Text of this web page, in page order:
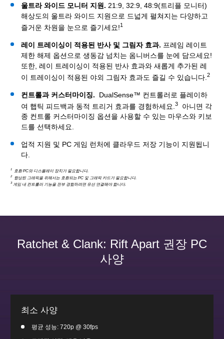
울트라 와이드 모니터 지원. 21:9, 32:9, 48:9(트리플 모니터)
해상도의 울트라 와이드 지원으로 드넓게 펼쳐지는 다양하고
즐거운 차원을 눈으로 즐기세요!1
레이 트레이싱이 적용된 반사 및 그림자 효과. 프레임 레이트
제한 해제 옵션으로 생동감 넘치는 옴니버스를 눈에 담으세요!
또한, 레이 트레이싱이 적용된 반사 효과와 새롭게 추가된 레
이 트레이싱이 적용된 야외 그림자 효과도 즐길 수 있습니다. 2
컨트롤과 커스터마이징. DualSense™ 컨트롤러로 플레이하
여 햅틱 피드백과 동적 트리거 효과를 경험하세요. 3
아니면 각
종 컨트롤 커스터마이징 옵션을 사용할 수 있는 마우스와 키보
드를 선택하세요.
업적 지원 및 PC 게임 런처에 클라우드 저장 기능이 지원됩니
다.
1 호환 PC와 디스플레이 장치가 필요합니다.
2 향상된 그래픽을 위해서는 호환되는 PC 및 그래픽 카드가 필요합니다.
3 게임 내 컨트롤러 기능을 전부 경험하려면 유선 연결해야 합니다.
Ratchet & Clank: Rift Apart 권장 PC
사양
최소 사양
평균 성능: 720p @ 30fps